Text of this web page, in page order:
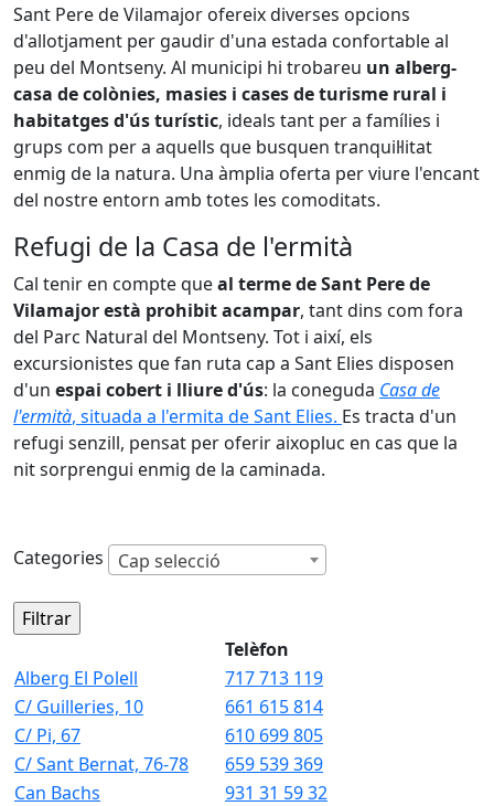
Sant Pere de Vilamajor ofereix diverses opcions
d'allotjament per gaudir d'una estada confortable al
peu del Montseny. Al municipi hi trobareu un alberg-
casa de colònies, masies i cases de turisme rural i
habitatges d'ús turístic, ideals tant per a famílies i
grups com per a aquells que busquen tranquil·litat
enmig de la natura. Una àmplia oferta per viure l'encant
del nostre entorn amb totes les comoditats.
Refugi de la Casa de l'ermità
Cal tenir en compte queal terme de Sant Pere de
Vilamajor està prohibit acampar, tant dins com fora
del Parc Natural del Montseny. Tot i així, els
excursionistes que fan ruta cap a Sant Elies disposen
d'un espai cobert i lliure d'ús: la coneguda Casa de
l'ermità, situada a l'ermita de Sant Elies. Es tracta d'un
refugi senzill, pensat per oferir aixopluc en cas que la
nit sorprengui enmig de la caminada.
Categories Cap selecció
Telèfon
Alberg El Polell
717 713 119
C/ Guilleries, 10
661 615 814
C/ Pi, 67
610 699 805
C/ Sant Bernat, 76-78
659 539 369
Can Bachs
931 31 59 32